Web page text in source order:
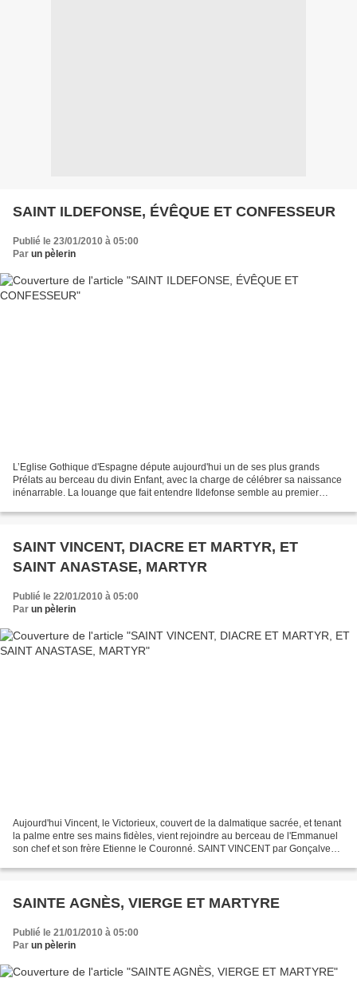
SAINT ILDEFONSE, ÉVÊQUE ET CONFESSEUR
Publié le 23/01/2010 à 05:00
Par un pèlerin
L’Eglise Gothique d'Espagne députe aujourd'hui un de ses plus grands
Prélats au berceau du divin Enfant, avec la charge de célébrer sa naissance
inénarrable. La louange que fait entendre Ildefonse semble au premier
SAINT VINCENT, DIACRE ET MARTYR, ET
SAINT ANASTASE, MARTYR
Publié le 22/01/2010 à 05:00
Par un pèlerin
Aujourd'hui Vincent, le Victorieux, couvert de la dalmatique sacrée, et tenant
la palme entre ses mains fidèles, vient rejoindre au berceau de l'Emmanuel
son chef et son frère Etienne le Couronné. SAINT VINCENT par Gonçalves
SAINTE AGNÈS, VIERGE ET MARTYRE
Publié le 21/01/2010 à 05:00
Par un pèlerin